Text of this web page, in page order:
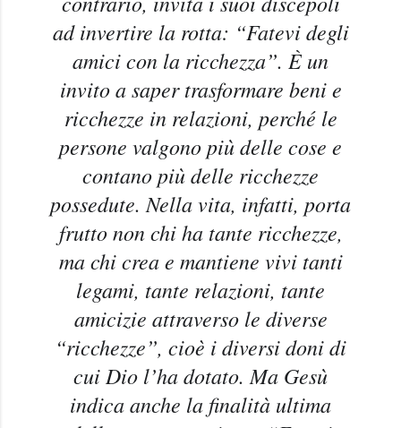
ad invertire la rotta: “Fatevi degli
amici con la ricchezza”. È un
invito a saper trasformare beni e
ricchezze in relazioni, perché le
persone valgono più delle cose e
contano più delle ricchezze
possedute. Nella vita, infatti, porta
frutto non chi ha tante ricchezze,
ma chi crea e mantiene vivi tanti
legami, tante relazioni, tante
amicizie attraverso le diverse
“ricchezze”, cioè i diversi doni di
cui Dio l’ha dotato. Ma Gesù
indica anche la finalità ultima